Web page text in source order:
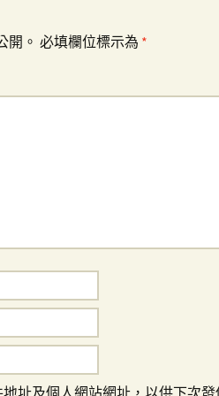
開。 必填欄位標示為 *
址及個人網站網址，以供下次